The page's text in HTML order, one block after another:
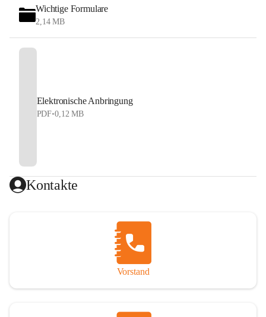
Wichtige Formulare
2,14 MB
Elektronische Anbringung
PDF•0,12 MB
Kontakte
Vorstand